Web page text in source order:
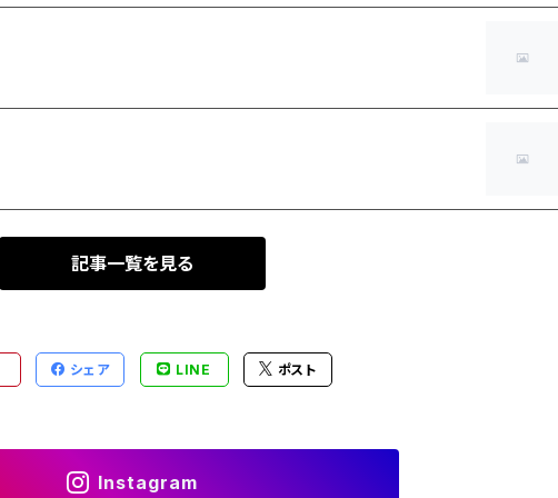
記事一覧を見る
シェア LINE ポスト
Instagram